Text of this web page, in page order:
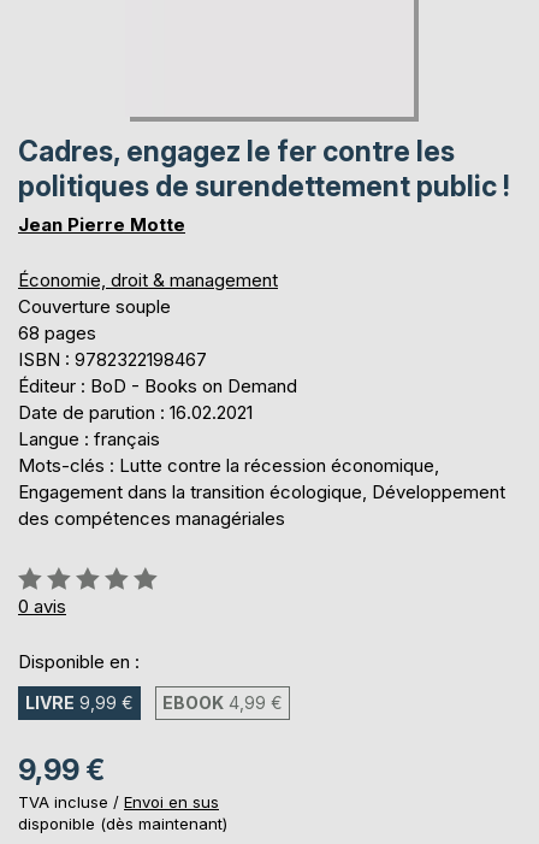
Cadres, engagez le fer contre les
politiques de surendettement public !
Jean Pierre Motte
Économie, droit & management
Couverture souple
68 pages
ISBN : 9782322198467
Éditeur : BoD - Books on Demand
Date de parution : 16.02.2021
Langue : français
Mots-clés : Lutte contre la récession économique,
Engagement dans la transition écologique, Développement
des compétences managériales
Évaluation:
0%
0 avis
Disponible en :
LIVRE 9,99 € EBOOK 4,99 €
9,99 €
TVA incluse / Envoi en sus
disponible (dès maintenant)